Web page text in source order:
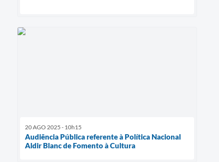
20 AGO 2025 - 10h15
Audiência Pública referente à Política Nacional
Aldir Blanc de Fomento à Cultura